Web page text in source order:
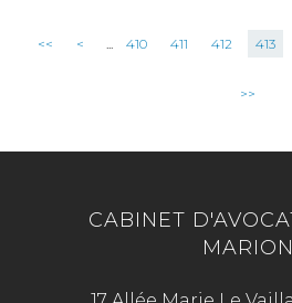
<< < ... 410 411 412 413
>>
CABINET
MARION